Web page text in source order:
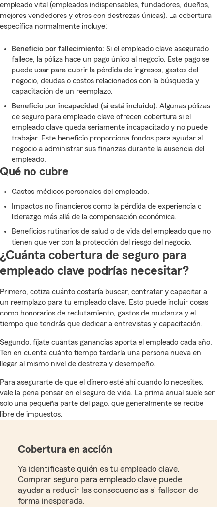
empleado vital (empleados indispensables, fundadores, dueños,
mejores vendedores y otros con destrezas únicas). La cobertura
específica normalmente incluye:
Beneficio por fallecimiento: Si el empleado clave asegurado
fallece, la póliza hace un pago único al negocio. Este pago se
puede usar para cubrir la pérdida de ingresos, gastos del
negocio, deudas o costos relacionados con la búsqueda y
capacitación de un reemplazo.
Beneficio por incapacidad (si está incluido): Algunas pólizas
de seguro para empleado clave ofrecen cobertura si el
empleado clave queda seriamente incapacitado y no puede
trabajar. Este beneficio proporciona fondos para ayudar al
negocio a administrar sus finanzas durante la ausencia del
empleado.
Qué no cubre
Gastos médicos personales del empleado.
Impactos no financieros como la pérdida de experiencia o
liderazgo más allá de la compensación económica.
Beneficios rutinarios de salud o de vida del empleado que no
tienen que ver con la protección del riesgo del negocio.
¿Cuánta cobertura de seguro para
empleado clave podrías necesitar?
Primero, cotiza cuánto costaría buscar, contratar y capacitar a
un reemplazo para tu empleado clave. Esto puede incluir cosas
como honorarios de reclutamiento, gastos de mudanza y el
tiempo que tendrás que dedicar a entrevistas y capacitación.
Segundo, fíjate cuántas ganancias aporta el empleado cada año.
Ten en cuenta cuánto tiempo tardaría una persona nueva en
llegar al mismo nivel de destreza y desempeño.
Para asegurarte de que el dinero esté ahí cuando lo necesites,
vale la pena pensar en el seguro de vida. La prima anual suele ser
solo una pequeña parte del pago, que generalmente se recibe
libre de impuestos.
Cobertura en acción
Ya identificaste quién es tu empleado clave.
Comprar seguro para empleado clave puede
ayudar a reducir las consecuencias si fallecen de
forma inesperada.